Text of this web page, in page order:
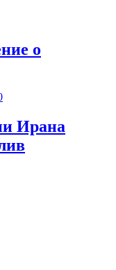
о
Ирана